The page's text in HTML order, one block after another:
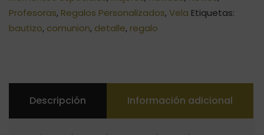
Profesoras, Regalos Personalizados, Vela Etiquetas:
bautizo, comunion, detalle, regalo
Descripción Información adicional